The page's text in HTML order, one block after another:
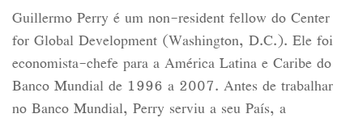
Guillermo Perry é um non-resident fellow do Center
for Global Development (Washington, D.C.). Ele foi
economista-chefe para a América Latina e Caribe do
Banco Mundial de 1996 a 2007. Antes de trabalhar
no Banco Mundial, Perry serviu a seu País, a